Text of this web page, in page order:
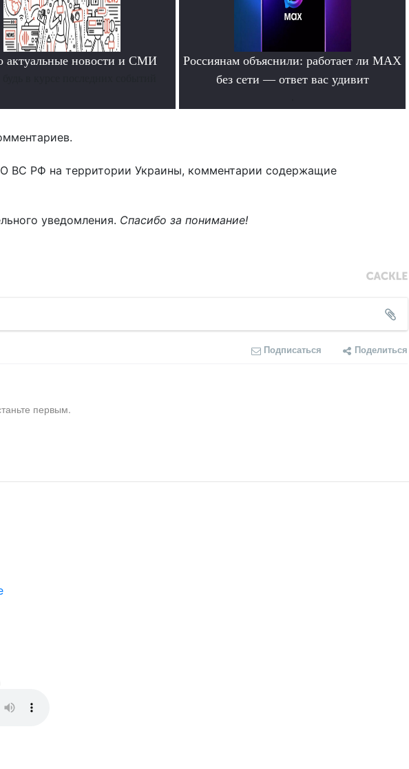
актуальные новости и СМИ
Россиянам объяснили: работает ли MAX
без сети — ответ вас удивит
ВС РФ на территории Украины, комментарии содержащие
уведомления. Спасибо за понимание!
Подписаться Поделиться
первым.